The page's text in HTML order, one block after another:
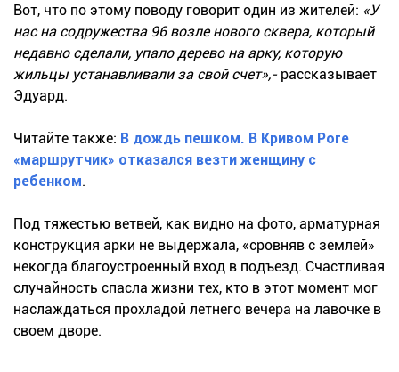
Вот, что по этому поводу говорит один из жителей: «У
нас на содружества 96 возле нового сквера, который
недавно сделали, упало дерево на арку, которую
жильцы устанавливали за свой счет»,- рассказывает
Эдуард.
Читайте также: В дождь пешком. В Кривом Роге
«маршрутчик» отказался везти женщину с
ребенком.
Под тяжестью ветвей, как видно на фото, арматурная
конструкция арки не выдержала, «сровняв с землей»
некогда благоустроенный вход в подъезд. Счастливая
случайность спасла жизни тех, кто в этот момент мог
наслаждаться прохладой летнего вечера на лавочке в
своем дворе.